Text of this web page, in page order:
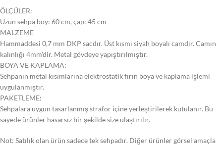
ÖLÇÜLER:
Uzun sehpa boy: 60 cm, çap: 45 cm
MALZEME
Hammaddesi 0,7 mm DKP sacdır. Üst kısmı siyah boyalı camdır. Camın
kalınlığı 4mm’dir. Metal gövdeye yapıştırılmıştır.
BOYA VE KAPLAMA:
Sehpanın metal kısımlarına elektrostatik fırın boya ve kaplama işlemi
uygulanmıştır.
PAKETLEME:
Sehpalara uygun tasarlanmış strafor içine yerleştirilerek kutulanır. Bu
sayede ürünler hasarsız bir şekilde size ulaştırılır.
Not: Satılık olan ürün sadece tek sehpadır. Diğer ürünler görsel amaçla